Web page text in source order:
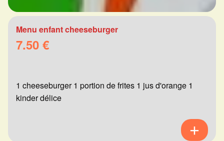
Menu enfant cheeseburger
7.50 €
1 cheeseburger 1 portion de frites 1 jus d'orange 1
kinder délice